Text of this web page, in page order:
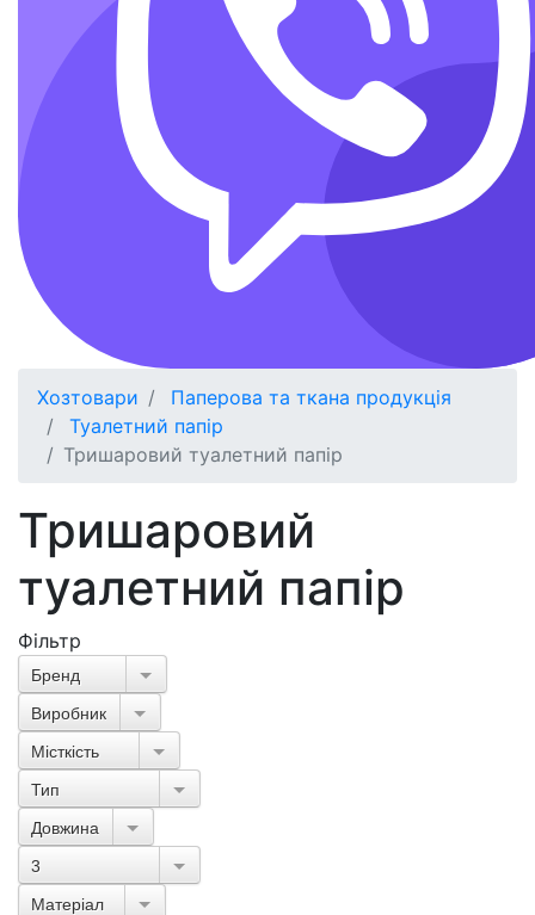
Хозтовари
Паперова та ткана продукція
Туалетний папір
Тришаровий туалетний папір
Тришаровий
туалетний папір
Фільтр
Бренд
Виробник
Місткість
Тип
Довжина
3
Матеріал